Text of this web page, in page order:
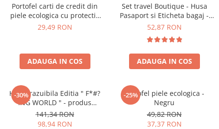
Huse troler
Business Travel
Resigilate
Portofel carti de credit din
piele ecologica cu protectie
RFID
29,49 RON
ADAUGA IN COS
Set travel Boutique - Husa
Pasaport si Eticheta bagaj -
Roz
52,87 RON
ADAUGA IN COS
-30%
Harta razuibila Editia " F*#?
ING WORLD " - produs
original Luckies London
141,34 RON
98,94 RON
-25%
Portofel piele ecologica -
Negru
49,82 RON
37,37 RON